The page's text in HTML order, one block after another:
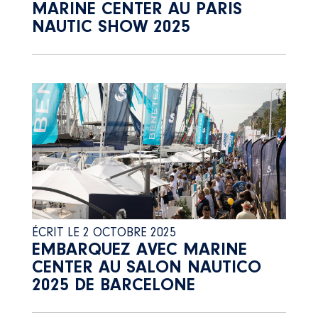
MARINE CENTER AU PARIS
NAUTIC SHOW 2025
ÉCRIT LE 2 OCTOBRE 2025
EMBARQUEZ AVEC MARINE
CENTER AU SALON NAUTICO
2025 DE BARCELONE